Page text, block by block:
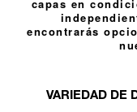
capas en
encontrarás
VARIEDAD DE